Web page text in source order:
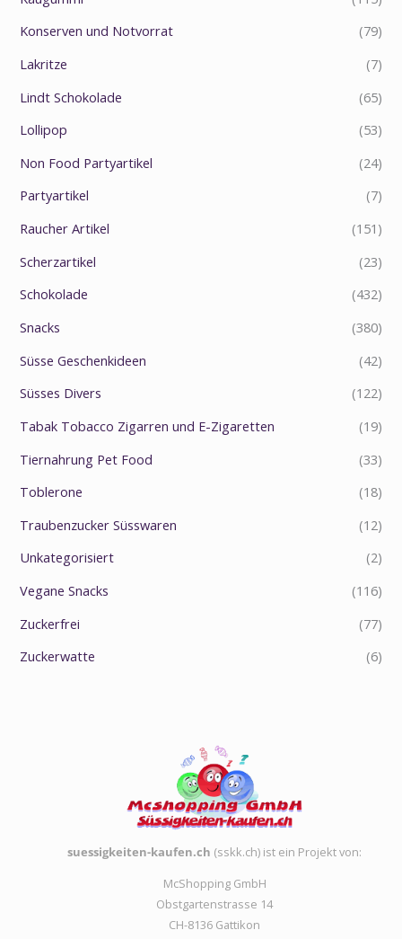
Konserven und Notvorrat
(79)
Lakritze
(7)
Lindt Schokolade
(65)
Lollipop
(53)
Non Food Partyartikel
(24)
Partyartikel
(7)
Raucher Artikel
(151)
Scherzartikel
(23)
Schokolade
(432)
Snacks
(380)
Süsse Geschenkideen
(42)
Süsses Divers
(122)
Tabak Tobacco Zigarren und E-Zigaretten
(19)
Tiernahrung Pet Food
(33)
Toblerone
(18)
Traubenzucker Süsswaren
(12)
Unkategorisiert
(2)
Vegane Snacks
(116)
Zuckerfrei
(77)
Zuckerwatte
(6)
suessigkeiten-kaufen.ch (sskk.ch) ist ein Projekt von:
McShopping GmbH
Obstgartenstrasse 14
CH-8136 Gattikon